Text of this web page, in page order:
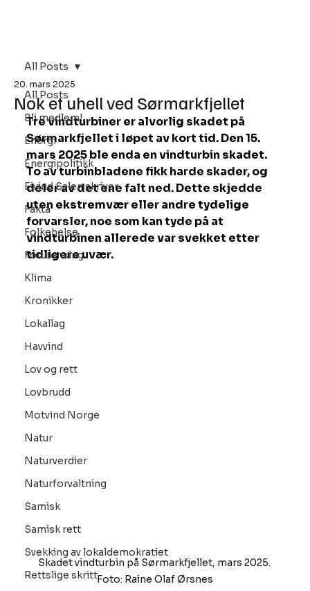
All Posts
Bli medlem!
Energi
Energipolitikk
Eivind Salen skriver
Fakta
Folkehelse
Forurensing
Klima
Kronikker
Lokallag
Havvind
Lov og rett
Lovbrudd
Motvind Norge
Natur
Naturverdier
Naturforvaltning
Samisk
Samisk rett
Svekking av lokaldemokratiet
Rettslige skritt
All Posts
Nok et uhell ved Sørmarkfjellet
20. mars 2025
Tre vindturbiner er alvorlig skadet på
Sørmarkfjellet i løpet av kort tid. Den 15.
mars 2025 ble enda en vindturbin skadet.
To av turbinbladene fikk harde skader, og
deler av det ene falt ned. Dette skjedde
uten ekstremvær eller andre tydelige
forvarsler, noe som kan tyde på at
vindturbinen allerede var svekket etter
tidligere uvær.
Skadet vindturbin på Sørmarkfjellet, mars 2025.
Foto: Raine Olaf Ørsnes